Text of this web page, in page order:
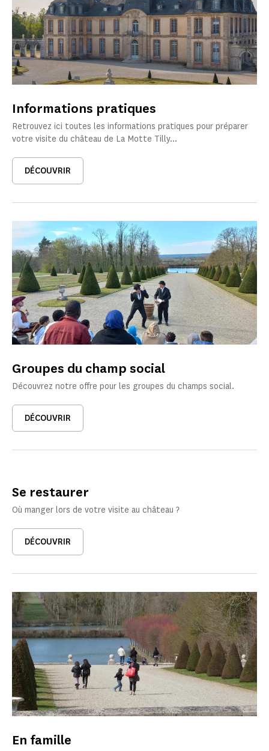
Informations pratiques
Retrouvez ici toutes les informations pratiques pour préparer
votre visite du château de La Motte Tilly...
DÉCOUVRIR
Groupes du champ social
Découvrez notre offre pour les groupes du champs social.
DÉCOUVRIR
Se restaurer
Où manger lors de votre visite au château ?
DÉCOUVRIR
En famille